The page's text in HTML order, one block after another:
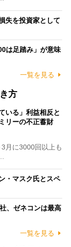
失を投資家として
は足踏み」が意味
一覧を見る
方
いる」利益相反と
リーの不正蓄財
月に3000回以上も
・マスク氏とスペ
、ゼネコンは最高
一覧を見る